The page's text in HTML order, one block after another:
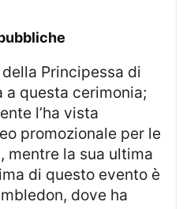
a questa cerimonia;
l’ha vista
promozionale per le
mentre la sua ultima
di questo evento è
dove ha